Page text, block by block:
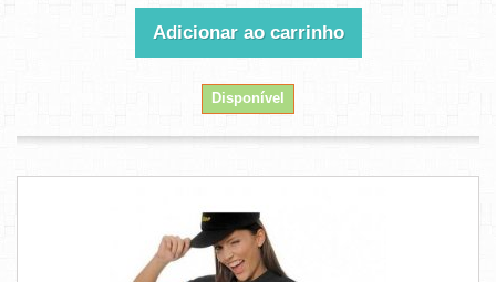
Adicionar ao carrinho
Disponível